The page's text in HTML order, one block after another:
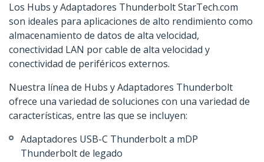
Los Hubs y Adaptadores Thunderbolt StarTech.com
son ideales para aplicaciones de alto rendimiento como
almacenamiento de datos de alta velocidad,
conectividad LAN por cable de alta velocidad y
conectividad de periféricos externos.
Nuestra línea de Hubs y Adaptadores Thunderbolt
ofrece una variedad de soluciones con una variedad de
características, entre las que se incluyen:
Adaptadores USB-C Thunderbolt a mDP
Thunderbolt de legado